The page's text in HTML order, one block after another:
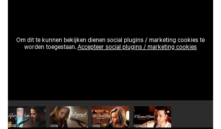
Om dit te kunnen bekijken dienen social plugins / marketing cookies te
worden toegestaan.Accepteer social plugins / marketing cookies
Speel video 1 afSpeel video 2 afSpeel video 3 afSpeel video 4 af